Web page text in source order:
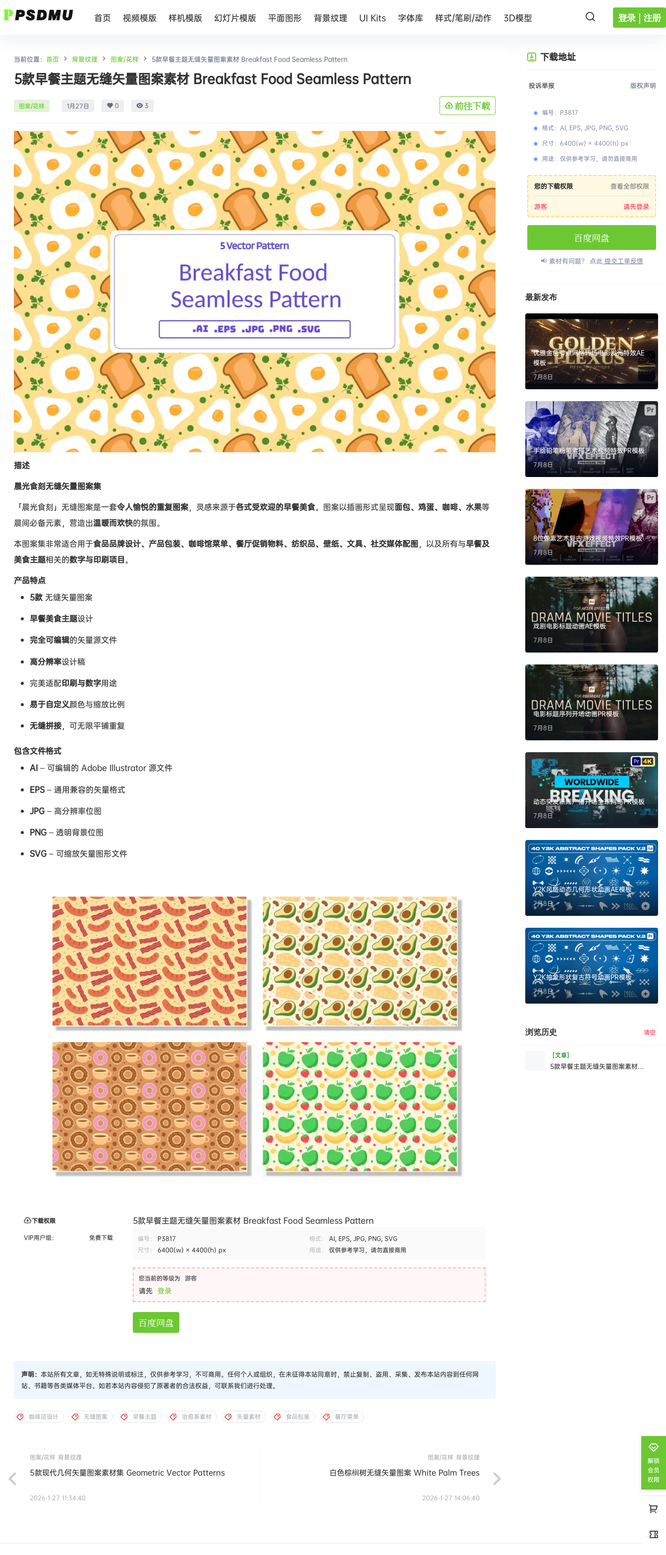
登录 | 注册
首页 视频模版 样机模版 幻灯片模版 平面图形 背景纹理 UI Kits 字体库 样式/笔刷/动作 3D模型
当前位置： 首页 背景纹理 图案/花样 5款早餐主题无缝矢量图案素材 Breakfast Food Seamless Pattern
5款早餐主题无缝矢量图案素材 Breakfast Food Seamless Pattern
图案/花样 1月27日 0 3 前往下载
描述
晨光食刻无缝矢量图案集
「晨光食刻」无缝图案是一套令人愉悦的重复图案，灵感来源于各式受欢迎的早餐美食。图案以插画形式呈现面包、鸡蛋、咖啡、水果等
晨间必备元素，营造出温暖而欢快的氛围。
本图案集非常适合用于食品品牌设计、产品包装、咖啡馆菜单、餐厅促销物料、纺织品、壁纸、文具、社交媒体配图，以及所有与早餐及
美食主题相关的数字与印刷项目。
产品特点
5款 无缝矢量图案
早餐美食主题设计
完全可编辑的矢量源文件
高分辨率设计稿
完美适配印刷与数字用途
易于自定义颜色与缩放比例
无缝拼接，可无限平铺重复
包含文件格式
AI – 可编辑的 Adobe Illustrator 源文件
EPS – 通用兼容的矢量格式
JPG – 高分辨率位图
PNG – 透明背景位图
SVG – 可缩放矢量图形文件
下载权限
VIP用户组：
免费下载
5款早餐主题无缝矢量图案素材 Breakfast Food Seamless Pattern
编号： P3817 格式：
AI, EPS, JPG, PNG, SVG
尺寸：
6400(w) × 4400(h) px 用途： 仅供参考学习，请勿直接商用
您当前的等级为 游客
请先 登录
百度网盘
声明： 本站所有文章，如无特殊说明或标注，仅供参考学习，不可商用。任何个人或组织，在未征得本站同意时，禁止复制、盗用、采集、发布本站内容到任何网
站、书籍等各类媒体平台。如若本站内容侵犯了原著者的合法权益，可联系我们进行处理。
咖啡店设计 无缝图案 早餐主题 治愈系素材 矢量素材 食品包装 餐厅菜单
图案/花样 背景纹理
5款现代几何矢量图案素材集 Geometric Vector Patterns
2026-1-27 11:34:40
图案/花样 背景纹理
白色棕榈树无缝矢量图案 White Palm Trees
2026-1-27 14:06:40
下载地址
投诉举报 版权声明
编号： P3817
格式： AI, EPS, JPG, PNG, SVG
尺寸： 6400(w) × 4400(h) px
用途： 仅供参考学习，请勿直接商用
您的下载权限 查看全部权限
游客 请先登录
百度网盘
📢 素材有问题？ 点此提交工单反馈
最新发布
优雅金色节点网格转场电影发光特效AE
模板
7月8日
手绘铅笔粉笔素描艺术视频特效PR模板
7月8日
8位像素艺术复古游戏视频特效PR模板
7月8日
戏剧电影标题动画AE模板
7月8日
电影标题序列开场动画PR模板
7月8日
动态突发新闻广播开场全球网络PR模板
7月8日
Y2K风格动态几何形状动画AE模板
7月8日
Y2K抽象形状复古符号动画PR模板
7月8日
浏览历史 清空
[文章]
5款早餐主题无缝矢量图案素材
解锁
会员
权限